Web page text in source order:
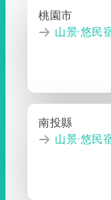
桃園市
山景·悠民
南投縣
山景·悠民